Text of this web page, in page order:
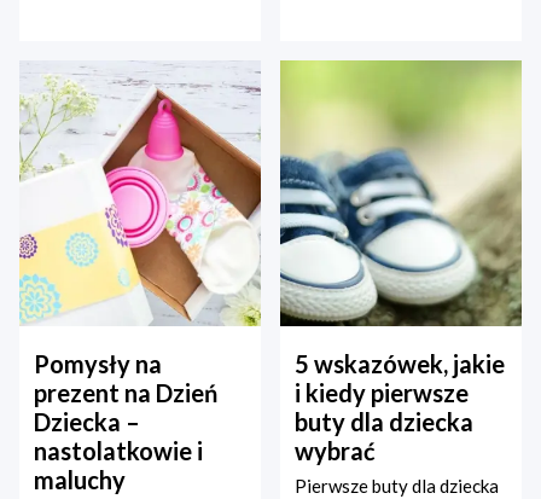
Pomysły na
prezent na Dzień
Dziecka –
nastolatkowie i
maluchy
5 wskazówek, jakie
i kiedy pierwsze
buty dla dziecka
wybrać
Pierwsze buty dla dziecka